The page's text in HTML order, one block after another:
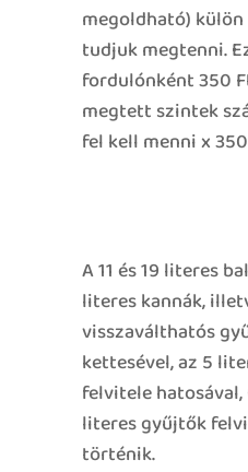
megoldható)
tudjuk megtenni.
fordulónként 350
megtett szintek
fel kell menni x
A 11 és 19 literes
literes kannák,
visszaválthatós
kettesével, az 5
felvitele hatosával,
literes gyűjtők
történik.